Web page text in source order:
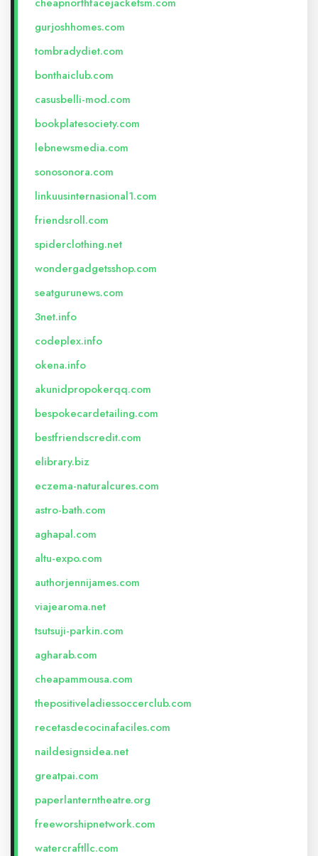
gurjoshhomes.com
tombradydiet.com
bonthaiclub.com
casusbelli-mod.com
bookplatesociety.com
lebnewsmedia.com
sonosonora.com
linkuusinternasional1.com
friendsroll.com
spiderclothing.net
wondergadgetsshop.com
seatgurunews.com
3net.info
codeplex.info
okena.info
akunidpropokerqq.com
bespokecardetailing.com
bestfriendscredit.com
elibrary.biz
eczema-naturalcures.com
astro-bath.com
aghapal.com
altu-expo.com
authorjennijames.com
viajearoma.net
tsutsuji-parkin.com
agharab.com
cheapammousa.com
thepositiveladiessoccerclub.com
recetasdecocinafaciles.com
naildesignsidea.net
greatpai.com
paperlanterntheatre.org
freeworshipnetwork.com
watercraftllc.com